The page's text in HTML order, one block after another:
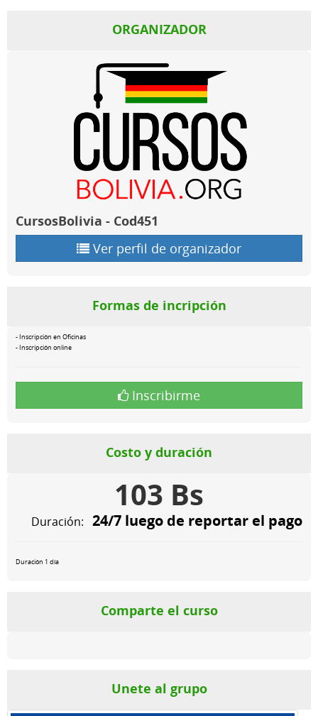
ORGANIZADOR
CursosBolivia - Cod451
Ver perfil de organizador
Formas de incripción
- Inscripción en Oficinas
- Inscripción online
Inscribirme
Costo y duración
103 Bs
Duración: 24/7 luego de reportar el pago
Duración 1 día
Comparte el curso
Unete al grupo